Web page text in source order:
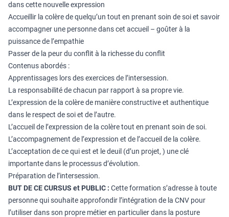
dans cette nouvelle expression
Accueillir la colère de quelqu’un tout en prenant soin de soi et savoir
accompagner une personne dans cet accueil – goûter à la
puissance de l’empathie
Passer de la peur du conflit à la richesse du conflit
Contenus abordés :
Apprentissages lors des exercices de l’intersession.
La responsabilité de chacun par rapport à sa propre vie.
L’expression de la colère de manière constructive et authentique
dans le respect de soi et de l’autre.
L’accueil de l’expression de la colère tout en prenant soin de soi.
L’accompagnement de l’expression et de l’accueil de la colère.
L’acceptation de ce qui est et le deuil (d’un projet, ) une clé
importante dans le processus d’évolution.
Préparation de l’intersession.
BUT DE CE CURSUS et PUBLIC : Cette formation s’adresse à toute
personne qui souhaite approfondir l’intégration de la CNV pour
l’utiliser dans son propre métier en particulier dans la posture